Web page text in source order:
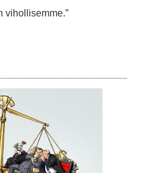
vihollisemme.”